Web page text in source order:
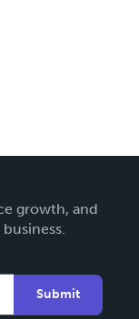
growth, and
Submit